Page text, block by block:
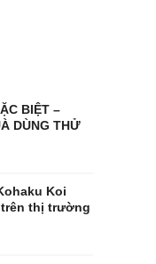
BIỆT –
DÙNG THỬ
Koi
thị trường